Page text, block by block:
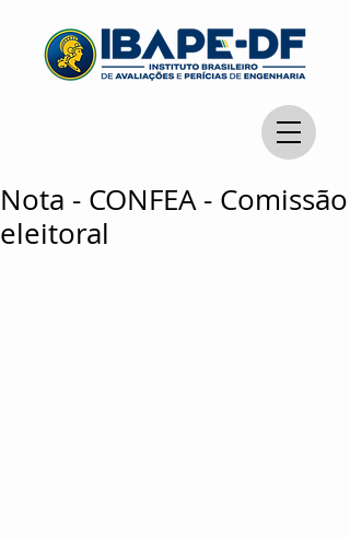
Nota - CONFEA - Comissão
eleitoral